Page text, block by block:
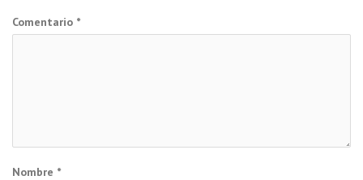
Comentario *
Nombre *